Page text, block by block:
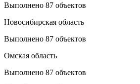
Выполнено 87 объектов
Новосибирская область
Выполнено 87 объектов
Омская область
Выполнено 87 объектов